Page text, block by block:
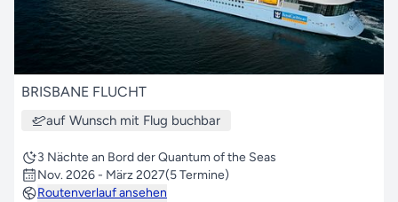
BRISBANE FLUCHT
auf Wunsch mit Flug buchbar
3 Nächte an Bord der Quantum of the Seas
Nov. 2026 - März 2027(5 Termine)
Routenverlauf ansehen